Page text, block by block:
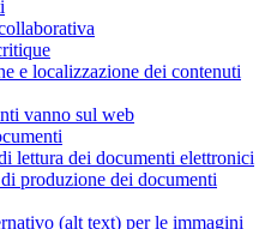
e localizzazione dei contenuti
vanno sul web
lettura dei documenti elettronici
produzione dei documenti
(alt text) per le immagini